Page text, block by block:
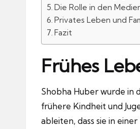
Die Rolle in den
Privates Leben und
Fazit
Frühes
Shobha Huber wurde in
frühere Kindheit und
ableiten, dass sie in